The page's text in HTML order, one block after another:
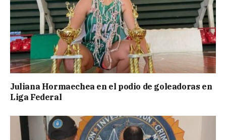
Juliana Hormaechea en el podio de goleadoras en
Liga Federal